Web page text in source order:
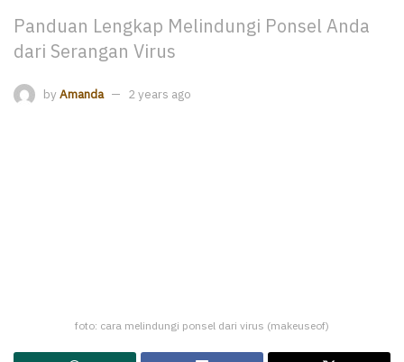
Panduan Lengkap Melindungi Ponsel Anda
dari Serangan Virus
by Amanda 2 years ago
foto: cara melindungi ponsel dari virus (makeuseof)